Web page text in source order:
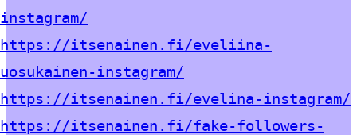
instagram/
https://itsenainen.fi/eveliina-
uosukainen-instagram/
https://itsenainen.fi/evelina-instagram/
https://itsenainen.fi/fake-followers-